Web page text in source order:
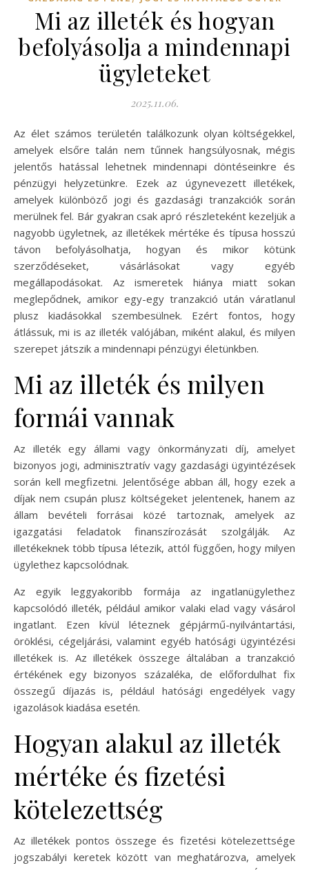
Mi az illeték és hogyan
befolyásolja a mindennapi
ügyleteket
2025.11.06.
Az élet számos területén találkozunk olyan költségekkel,
amelyek elsőre talán nem tűnnek hangsúlyosnak, mégis
jelentős hatással lehetnek mindennapi döntéseinkre és
pénzügyi helyzetünkre. Ezek az úgynevezett illetékek,
amelyek különböző jogi és gazdasági tranzakciók során
merülnek fel. Bár gyakran csak apró részleteként kezeljük a
nagyobb ügyletnek, az illetékek mértéke és típusa hosszú
távon befolyásolhatja, hogyan és mikor kötünk
szerződéseket, vásárlásokat vagy egyéb
megállapodásokat. Az ismeretek hiánya miatt sokan
meglepődnek, amikor egy-egy tranzakció után váratlanul
plusz kiadásokkal szembesülnek. Ezért fontos, hogy
átlássuk, mi is az illeték valójában, miként alakul, és milyen
szerepet játszik a mindennapi pénzügyi életünkben.
Mi az illeték és milyen
formái vannak
Az illeték egy állami vagy önkormányzati díj, amelyet
bizonyos jogi, adminisztratív vagy gazdasági ügyintézések
során kell megfizetni. Jelentősége abban áll, hogy ezek a
díjak nem csupán plusz költségeket jelentenek, hanem az
állam bevételi forrásai közé tartoznak, amelyek az
igazgatási feladatok finanszírozását szolgálják. Az
illetékeknek több típusa létezik, attól függően, hogy milyen
ügylethez kapcsolódnak.
Az egyik leggyakoribb formája az ingatlanügylethez
kapcsolódó illeték, például amikor valaki elad vagy vásárol
ingatlant. Ezen kívül léteznek gépjármű-nyilvántartási,
öröklési, cégeljárási, valamint egyéb hatósági ügyintézési
illetékek is. Az illetékek összege általában a tranzakció
értékének egy bizonyos százaléka, de előfordulhat fix
összegű díjazás is, például hatósági engedélyek vagy
igazolások kiadása esetén.
Hogyan alakul az illeték
mértéke és fizetési
kötelezettség
Az illetékek pontos összege és fizetési kötelezettsége
jogszabályi keretek között van meghatározva, amelyek